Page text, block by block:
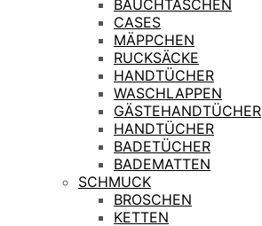
BAUCHTASCHEN
CASES
MÄPPCHEN
RUCKSÄCKE
HANDTÜCHER
WASCHLAPPEN
GÄSTEHANDTÜCHER
HANDTÜCHER
BADETÜCHER
BADEMATTEN
SCHMUCK
BROSCHEN
KETTEN